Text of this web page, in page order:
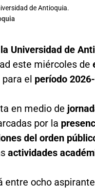
de Antioquia.
Universidad de
este miércoles de
para el período
en medio de
por la
del orden
actividades
entre ocho